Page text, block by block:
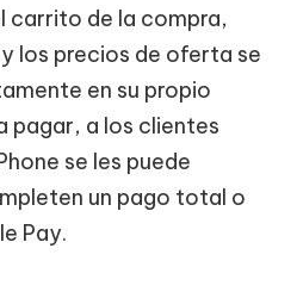
carrito de la compra,
los precios de oferta se
en su propio
pagar, a los clientes
se les puede
un pago total o
Pay.